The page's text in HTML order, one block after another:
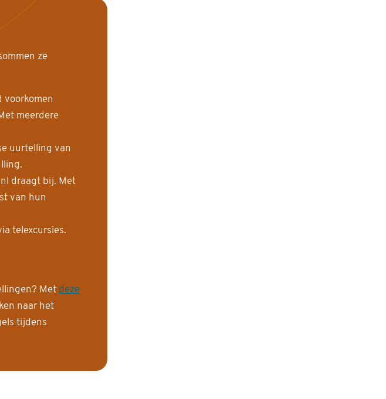
ze
voorkomen
meerdere
uurtelling van
draagt bij. Met
van hun
telexcursies.
Met deze
naar het
tijdens